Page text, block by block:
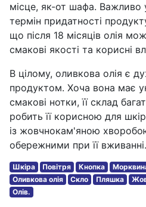
місце, як-от шафа.
термін придатності
що після 18 місяців олія
смакові якості та корисні
В цілому, оливкова олія є
продуктом. Хоча вона має
смакові нотки, її склад
робить її корисною для
із жовчнокам'яною
обережними при її вживанні.
Шкіра Повітря Кнопка
Оливкова олія
Скло Пляшка
Олів.